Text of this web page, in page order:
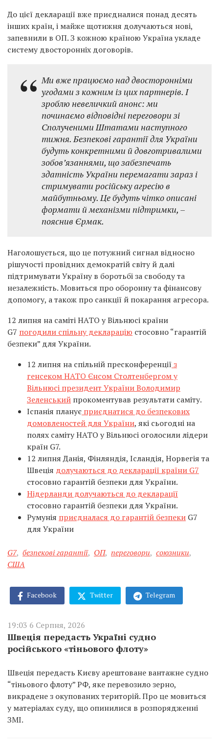
До цієї декларації вже приєдналися понад десять
інших країн, і майже щотижня долучаються нові,
запевнили в ОП. З кожною країною Україна укладе
систему двосторонніх договорів.
Ми вже працюємо над двосторонніми
угодами з кожним із цих партнерів. І
зроблю невеличкий анонс: ми
починаємо відповідні переговори зі
Сполученими Штатами наступного
тижня. Безпекові гарантії для України
будуть конкретними й довготривалими
зобов’язаннями, що забезпечать
здатність України перемагати зараз і
стримувати російську агресію в
майбутньому. Це будуть чітко описані
формати й механізми підтримки, –
пояснив Єрмак.
Наголошується, що це потужний сигнал відносно
рішучості провідних демократій світу й далі
підтримувати Україну в боротьбі за свободу та
незалежність. Мовиться про оборонну та фінансову
допомогу, а також про санкції й покарання агресора.
12 липня на саміті НАТО у Вільнюсі країни
G7 погодили спільну декларацію стосовно “гарантій
безпеки” для України.
12 липня на спільній пресконференції з
генсеком НАТО Єнсом Столтенбергом у
Вільнюсі президент України Володимир
Зеленський прокоментував результати саміту.
Іспанія планує приєднатися до безпекових
домовленостей для України, які сьогодні на
полях саміту НАТО у Вільнюсі оголосили лідери
країн G7.
12 липня Данія, Фінляндія, Ісландія, Норвегія та
Швеція долучаються до декларації країни G7
стосовно гарантій безпеки для України.
Нідерланди долучаються до декларації
стосовно гарантій безпеки для України.
Румунія приєдналася до гарантій безпеки G7
для України
G7, безпекові гарантії, ОП, переговори, союзники,
США
Facebook Twitter Telegram
19:03 6 Серпня, 2026
Швеція передасть Україні судно
російського «тіньового флоту»
Швеція передасть Києву арештоване вантажне судно
“тіньового флоту” РФ, яке перевозило зерно,
викрадене з окупованих територій. Про це мовиться
у матеріалах суду, що опинилися в розпорядженні
ЗМІ.